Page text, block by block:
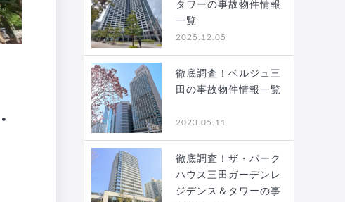
タワーの事故物件情報
一覧
2025.12.05
徹底調査！ベルジュ三
田の事故物件情報一覧
2023.05.11
徹底調査！ザ・パーク
ハウス三田ガーデンレ
ジデンス＆タワーの事